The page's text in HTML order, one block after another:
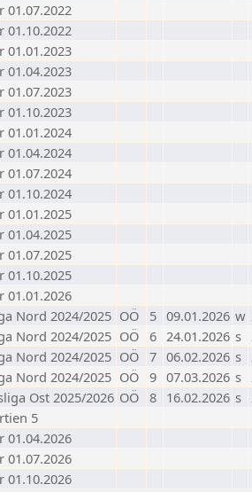
01.07.2022
01.10.2022
01.01.2023
01.04.2023
01.07.2023
01.10.2023
01.01.2024
01.04.2024
01.07.2024
01.10.2024
01.01.2025
01.04.2025
01.07.2025
01.10.2025
01.01.2026
Nord 2024/2025 OÖ 5 09.01.2026 w
Nord 2024/2025 OÖ 6 24.01.2026 s
Nord 2024/2025 OÖ 7 06.02.2026 s
Nord 2024/2025 OÖ 9 07.03.2026 s
Ost 2025/2026 OÖ 8 16.02.2026 s
5
01.04.2026
01.07.2026
01.10.2026